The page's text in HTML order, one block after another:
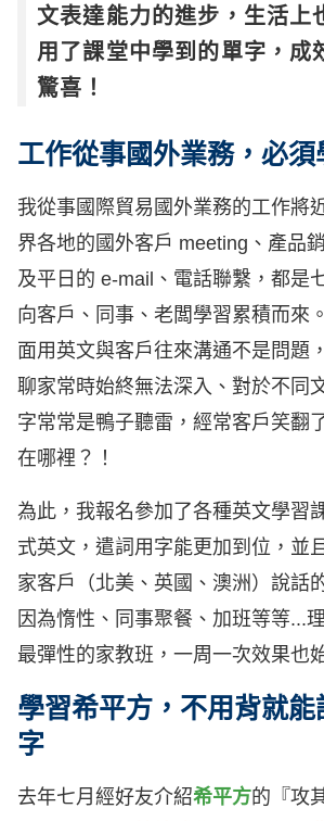
文表達能力的進步，生活上
用了課堂中學到的單字，成
驚喜！
工作從事國外業務，必須
我從事國際貿易國外業務的工作將
界各地的國外客戶 meeting、產品
及平日的 e-mail、電話聯繫，都是
向客戶、同事、老闆學習累積而來
面用英文與客戶往來溝通不是問題
聊家常時始終無法深入、對於不同
字常常是鴨子聽雷，經常客戶笑翻
在哪裡？！
為此，我報名參加了各種英文學習
式英文，遣詞用字能更加到位，並
家客戶（北美、英國、澳洲）說話
因為惰性、同事聚餐、加班等等...
最彈性的家教班，一周一次效果也
學習希平方，不用背就
字
去年七月經好友介紹希平方的『攻